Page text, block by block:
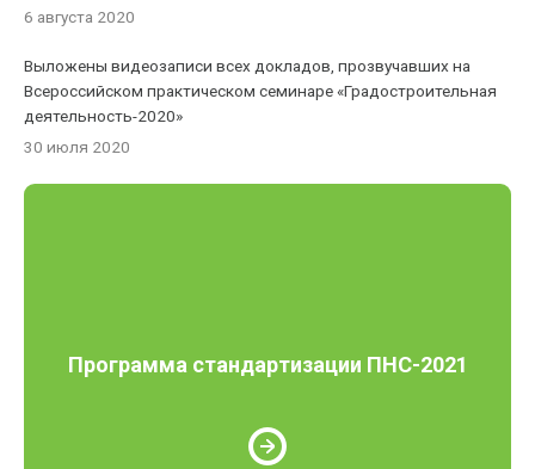
6 августа 2020
Выложены видеозаписи всех докладов, прозвучавших на
Всероссийском практическом семинаре «Градостроительная
деятельность-2020»
30 июля 2020
Программа стандартизации ПНС-2021